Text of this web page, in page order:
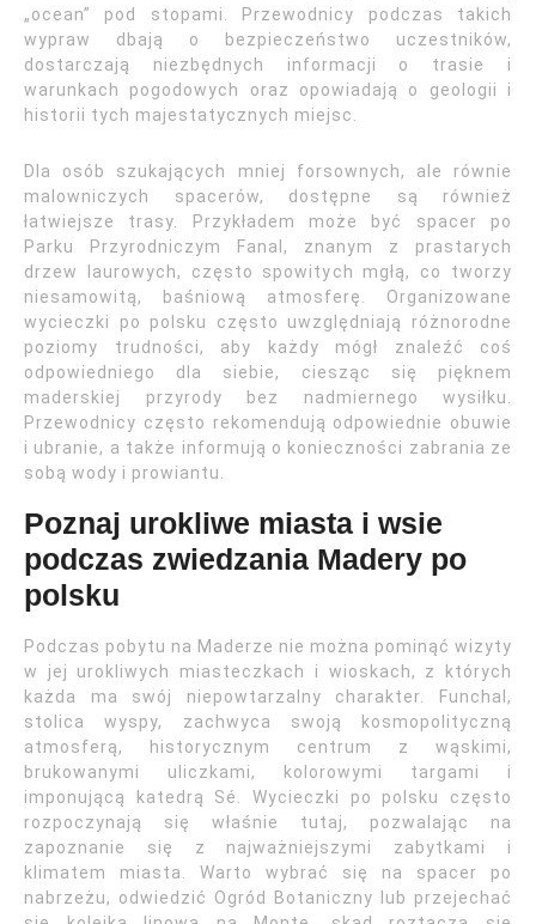
„ocean” pod stopami. Przewodnicy podczas takich
wypraw dbają o bezpieczeństwo uczestników,
dostarczają niezbędnych informacji o trasie i
warunkach pogodowych oraz opowiadają o geologii i
historii tych majestatycznych miejsc.
Dla osób szukających mniej forsownych, ale równie
malowniczych spacerów, dostępne są również
łatwiejsze trasy. Przykładem może być spacer po
Parku Przyrodniczym Fanal, znanym z prastarych
drzew laurowych, często spowitych mgłą, co tworzy
niesamowitą, baśniową atmosferę. Organizowane
wycieczki po polsku często uwzględniają różnorodne
poziomy trudności, aby każdy mógł znaleźć coś
odpowiedniego dla siebie, ciesząc się pięknem
maderskiej przyrody bez nadmiernego wysiłku.
Przewodnicy często rekomendują odpowiednie obuwie
i ubranie, a także informują o konieczności zabrania ze
sobą wody i prowiantu.
Poznaj urokliwe miasta i wsie
podczas zwiedzania Madery po
polsku
Podczas pobytu na Maderze nie można pominąć wizyty
w jej urokliwych miasteczkach i wioskach, z których
każda ma swój niepowtarzalny charakter. Funchal,
stolica wyspy, zachwyca swoją kosmopolityczną
atmosferą, historycznym centrum z wąskimi,
brukowanymi uliczkami, kolorowymi targami i
imponującą katedrą Sé. Wycieczki po polsku często
rozpoczynają się właśnie tutaj, pozwalając na
zapoznanie się z najważniejszymi zabytkami i
klimatem miasta. Warto wybrać się na spacer po
nabrzeżu, odwiedzić Ogród Botaniczny lub przejechać